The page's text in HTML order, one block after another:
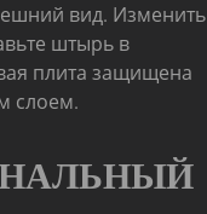
вид. Изменить
штырь в
плита защищена
слоем.